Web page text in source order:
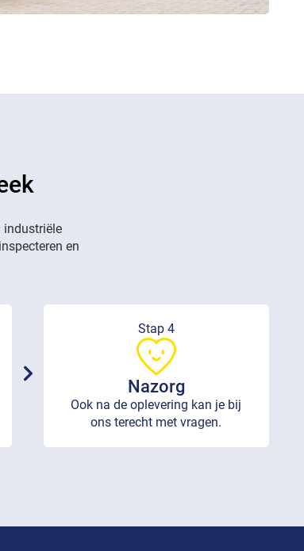
industriële
en
Stap 4
Nazorg
Ook na de oplevering kan je bij
ons terecht met vragen.